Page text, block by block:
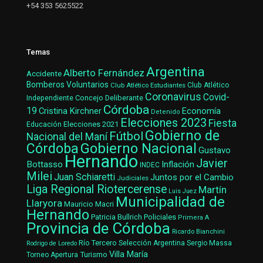
+54 353 5625522
Temas
AccidenteAlberto Fernández Argentina
Bomberos Voluntarios Club Atlético Estudiantes Club Atlético
Independiente Concejo Deliberante Coronavirus Covid-
19 Cristina Kirchner Córdoba Detenido Economía
Educación Elecciones 2021 Elecciones 2023 Fiesta
Nacional del Maní Fútbol Gobierno de
CórdobaGobierno Nacional Gustavo
Bottasso Hernando INDEC Inflación Javier
Milei Juan Schiaretti Judiciales Juntos por el Cambio
Liga Regional Riotercerense Luis Juez Martín
Llaryora Mauricio Macri Municipalidad de
Hernando Patricia Bullrich Policiales Primera A
Provincia de Córdoba Ricardo Bianchini
Rodrigo de Loredo Río Tercero Selección Argentina Sergio Massa
Torneo Apertura Turismo Villa María